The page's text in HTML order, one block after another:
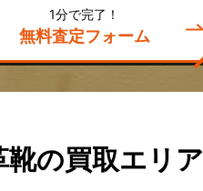
1分で完了！
無料査定フォーム
靴の買取エリア